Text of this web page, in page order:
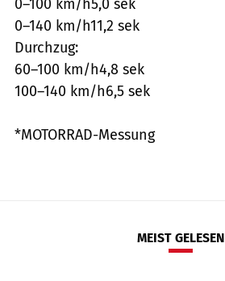
0–100 km/h5,0 sek
0–140 km/h11,2 sek
Durchzug:
60–100 km/h4,8 sek
100–140 km/h6,5 sek
*MOTORRAD-Messung
MEIST GELESEN